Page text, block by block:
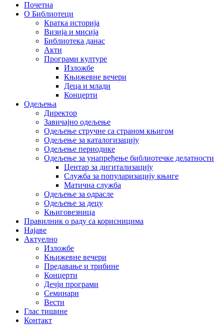
Почетна
О Библиотеци
Кратка историја
Визија и мисија
Библиотека данас
Акти
Програми културе
Изложбе
Књижевне вечери
Деца и млади
Концерти
Одељења
Директор
Завичајно одељење
Одељење стручне са страном књигом
Одељење за каталогизацију
Одељење периодике
Одељење за унапређење библиотечке делатности
Центар за дигитализацију
Служба за популаризацију књиге
Матична служба
Одељење за одрасле
Одељење за децу
Књиговезница
Правилник о раду са корисницима
Најаве
Актуелно
Изложбе
Књижевне вечери
Предавање и трибине
Концерти
Дечји програми
Семинари
Вести
Глас тишине
Контакт